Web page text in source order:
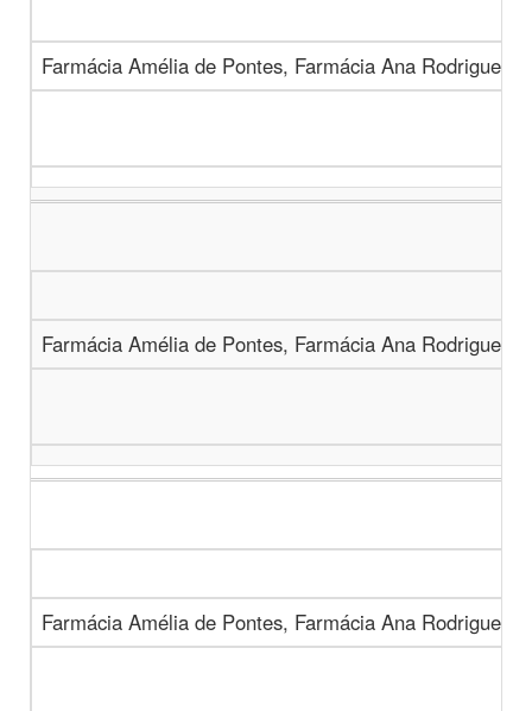
Farmácia Amélia de Pontes, Farmácia Ana
Farmácia Amélia de Pontes, Farmácia Ana
Farmácia Amélia de Pontes, Farmácia Ana